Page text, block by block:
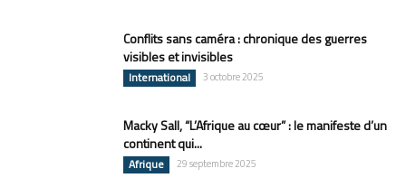
Conflits sans caméra : chronique des guerres
visibles et invisibles
International 3 octobre 2025
Macky Sall, “L’Afrique au cœur” : le manifeste d’un
continent qui...
Afrique 29 septembre 2025